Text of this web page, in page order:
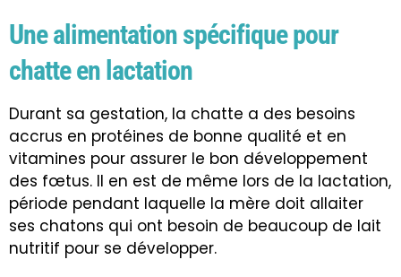
Une alimentation spécifique pour
chatte en lactation
Durant sa gestation, la chatte a des besoins
accrus en protéines de bonne qualité et en
vitamines pour assurer le bon développement
des fœtus. Il en est de même lors de la lactation,
période pendant laquelle la mère doit allaiter
ses chatons qui ont besoin de beaucoup de lait
nutritif pour se développer.